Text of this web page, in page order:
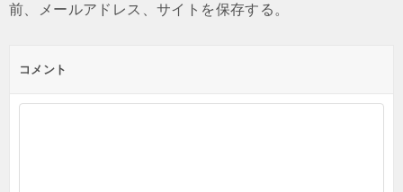
前、メールアドレス、サイトを保存する。
コメント